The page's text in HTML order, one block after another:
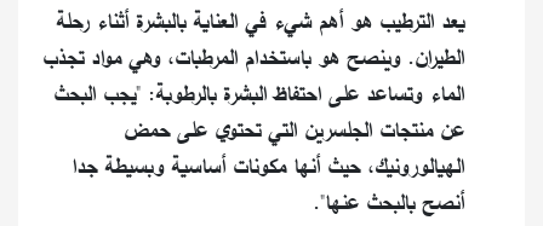
يعد الترطيب هو أهم شيء في العناية بالبشرة أثناء رحلة
الطيران. وينصح هو باستخدام المرطبات، وهي مواد تجذب
الماء وتساعد على احتفاظ البشرة بالرطوبة: "يجب البحث
عن منتجات الجلسرين التي تحتوي على حمض
الهيالورونيك، حيث أنها مكونات أساسية وبسيطة جدا
أنصح بالبحث عنها".